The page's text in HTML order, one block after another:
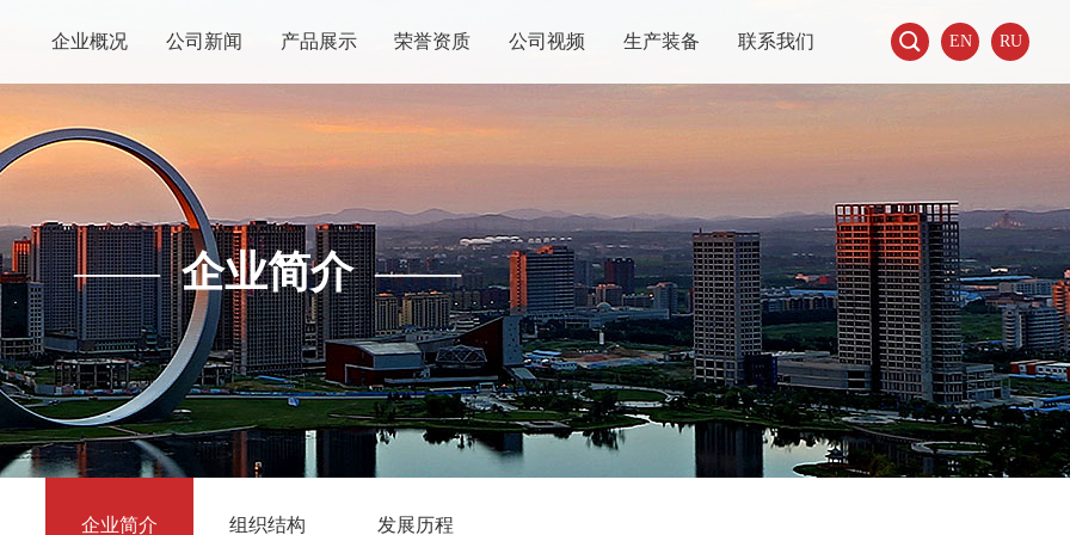
企业概况 公司新闻 产品展示 荣誉资质 公司视频 生产装备 联系我们  EN RU
——企业简介——
企业简介 组织结构 发展历程